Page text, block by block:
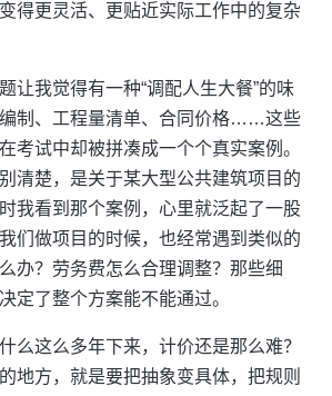
得更灵活、更贴近实际工作中的复杂
让我觉得有一种“调配人生大餐”的味
制、工程量清单、合同价格……这些
考试中却被拼凑成一个个真实案例。
清楚，是关于某大型公共建筑项目的
我看到那个案例，心里就泛起了一股
们做项目的时候，也经常遇到类似的
办？劳务费怎么合理调整？那些细
定了整个方案能不能通过。
么这么多年下来，计价还是那么难？
地方，就是要把抽象变具体，把规则